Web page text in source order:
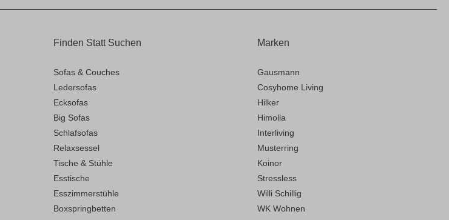
Finden Statt Suchen
Sofas & Couches
Ledersofas
Ecksofas
Big Sofas
Schlafsofas
Relaxsessel
Tische & Stühle
Esstische
Esszimmerstühle
Boxspringbetten
Marken
Gausmann
Cosyhome Living
Hilker
Himolla
Interliving
Musterring
Koinor
Stressless
Willi Schillig
WK Wohnen